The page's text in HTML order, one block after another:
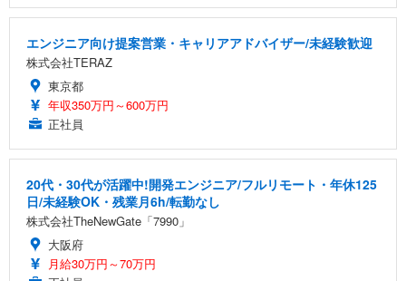
エンジニア向け提案営業・キャリアアドバイザー/未経験歓迎
株式会社TERAZ
東京都
年収350万円～600万円
正社員
20代・30代が活躍中!開発エンジニア/フルリモート・年休125
日/未経験OK・残業月6h/転勤なし
株式会社TheNewGate「7990」
大阪府
月給30万円～70万円